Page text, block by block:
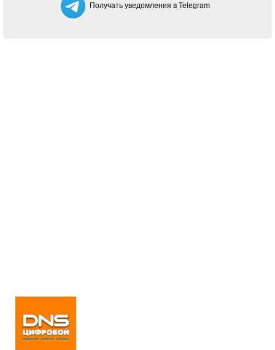
Получать уведомления в Telegram